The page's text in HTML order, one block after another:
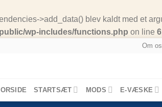
>add_data() blev kaldt med et
wp-includes/functions.php on line
Om os
STARTSÆT MODS E-VÆSKE